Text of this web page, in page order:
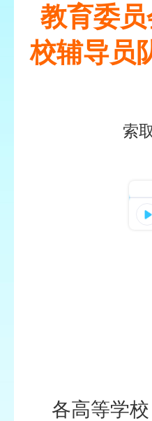
教育委
校辅导员
索
各高等学校